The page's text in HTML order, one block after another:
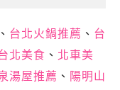
、 台北火鍋推薦 、 台
北美食 、 北車美
湯屋推薦 、 陽明山